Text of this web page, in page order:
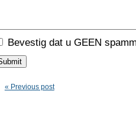
Bevestig dat u GEEN
« Previous post